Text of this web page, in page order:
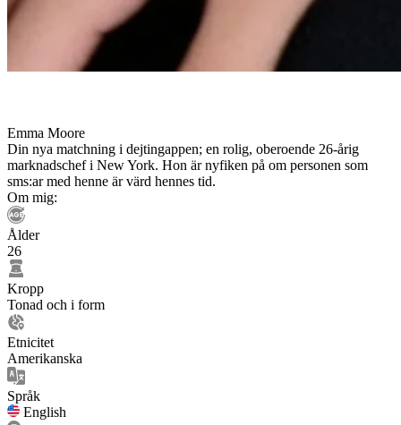
Emma Moore
Din nya matchning i dejtingappen; en rolig, oberoende 26-årig
marknadschef i New York. Hon är nyfiken på om personen som
sms:ar med henne är värd hennes tid.
Om mig:
Ålder
26
Kropp
Tonad och i form
Etnicitet
Amerikanska
Språk
English